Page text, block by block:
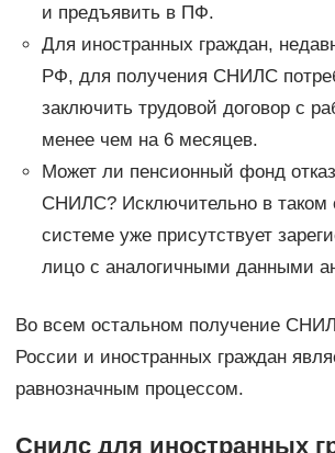
и предъявить в ПФ.
Для иностранных граждан,
РФ, для получения СНИЛС
заключить трудовой договор с
менее чем на 6 месяцев.
Может ли пенсионный фонд
СНИЛС? Исключительно в таком
системе уже присутствует
лицо с аналогичными данными
Во всем остальном получение
России и иностранных граждан
равнозначным процессом.
Снилс для иностранных